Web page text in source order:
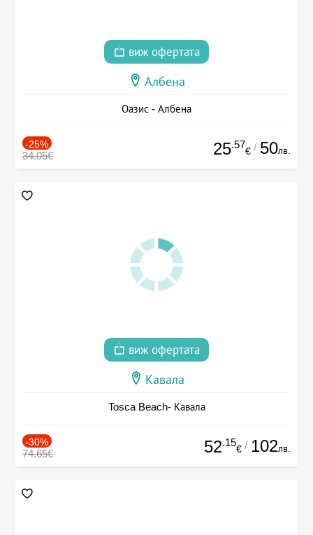
виж офертата
Албена
Оазис - Албена
-25%
34.05€ 25.57
€ / 50лв.
виж офертата
Кавала
Tosca Beach- Кавала
-30%
74.65€ 52.15
€ / 102лв.